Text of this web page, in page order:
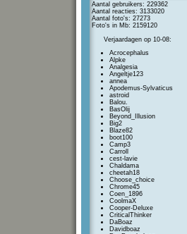
Aantal gebruikers: 229362
Aantal reacties: 3133020
Aantal foto's: 27273
Foto's in Mb: 2159120
Verjaardagen op 10-08:
Acrocephalus
Alpke
Analgesia
Angeltje123
annea
Apodemus-Sylvaticus
astroid
Balou.
BasOlij
Beyond_Illusion
Big2
Blaze82
boot100
Camp3
Carroll
cest-lavie
Chaldama
cheetah18
Choose_choice
Chrome45
Coen_1896
CoolmaX
Cooper-Deluxe
CriticalThinker
DaBoaz
Davidboaz